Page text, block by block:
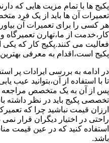
پکیج ها با تمام مزیت هایی که
تعمیرات آن ها باید از یک فرد
هر کسی را برای تعمیرات آن
کار،خدمت از ما،تهارن
فعالیت می کنند.پکیج کار که یکی
پکیج است،اقدام به معرفی
در ادامه به بررسی ایرادات پر
تا با استفاده از آن،بتوانید عیب
پس از آن به یک متخصص مراجعه
تخصصی پکیج باید در نظر داشته
ارزان قیمت نباشید چرا که
راحتی در اختیار دیگران قرار
استفاده کنید که در عین قیمت
باشد.